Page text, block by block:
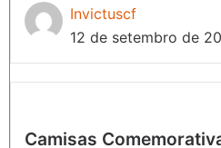
Invictuscf
12 de setembro de
Camisas